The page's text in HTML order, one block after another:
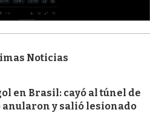
Noticias
en Brasil: cayó al túnel de
anularon y salió lesionado